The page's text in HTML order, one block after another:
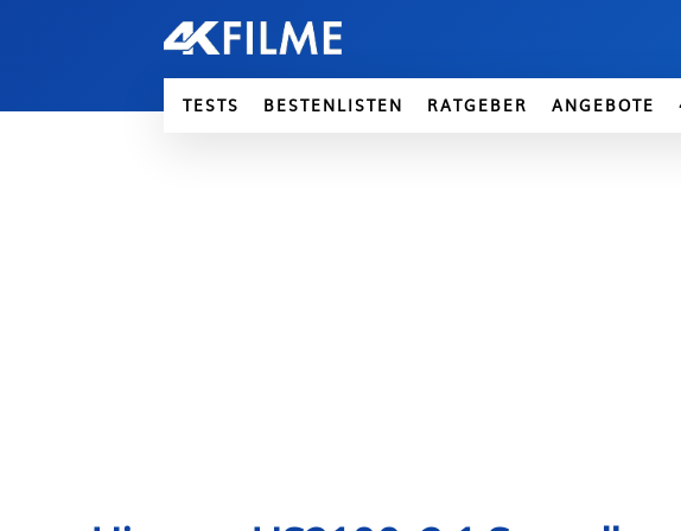
TESTS BESTENLISTEN RATGEBER ANGEBOTE